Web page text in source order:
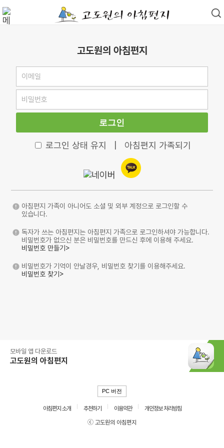
고도원의 아침편지
로그인
로그인 상태 유지 아침편지 가족되기
아침편지 가족이 아니어도 소셜 및 외부 계정으로 로그인할 수
있습니다.
독자가 쓰는 아침편지는 아침편지 가족으로 로그인하셔야 가능합니다.
비밀번호가 없으신 분은 비밀번호를 만드신 후에 이용해 주세요.
비밀번호 만들기>
비밀번호가 기억이 안날경우, 비밀번호 찾기를 이용해주세요.
비밀번호 찾기>
모바일 앱 다운로드
고도원의 아침편지
PC 버전
아침편지 소개 추천하기 이용약관
개인정보 처리방침
ⓒ 고도원의 아침편지